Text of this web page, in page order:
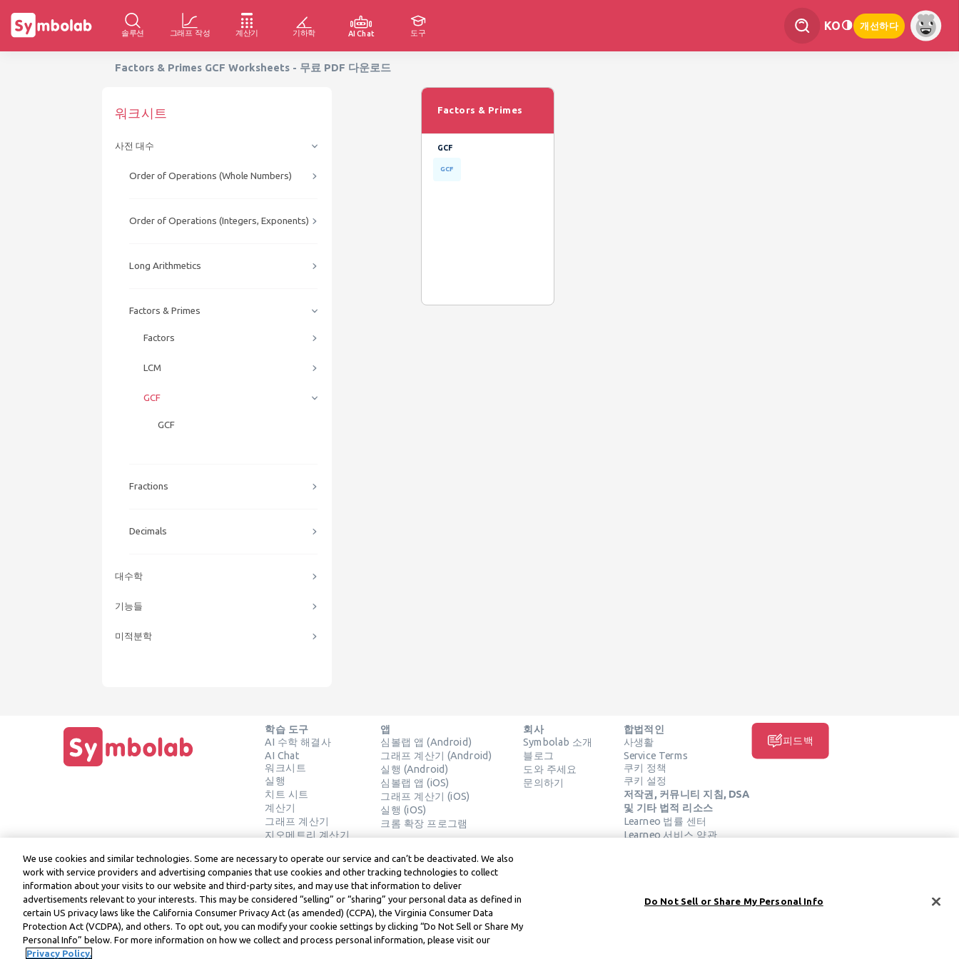
솔루션 그래프 작성 계산기 기하학 AI Chat 도구
KO 개선하다
Factors & Primes GCF Worksheets - 무료 PDF 다운로드
워크시트
사전 대수
Order of Operations (Whole Numbers)
Order of Operations (Integers, Exponents)
Long Arithmetics
Factors & Primes
Factors
LCM
GCF
GCF
Fractions
Decimals
대수학
기능들
미적분학
Factors & Primes
GCF
GCF
학습 도구
AI 수학 해결사
AI Chat
워크시트
실행
치트 시트
계산기
그래프 계산기
지오메트리 계산기
앱
심볼랩 앱 (Android)
그래프 계산기 (Android)
실행 (Android)
심볼랩 앱 (iOS)
그래프 계산기 (iOS)
실행 (iOS)
크롬 확장 프로그램
회사
Symbolab 소개
블로그
도와 주세요
문의하기
합법적인
사생활
Service Terms
쿠키 정책
쿠키 설정
저작권, 커뮤니티 지침, DSA
및 기타 법적 리소스
Learneo 법률 센터
Learneo 서비스 약관
피드백
Symbolab, a Learneo, Inc. business
© Learneo, Inc. 2024
We use cookies and similar technologies. Some are necessary to operate our service and can’t be deactivated. We also
work with service providers and advertising companies that use cookies and other tracking technologies to collect
information about your visits to our website and third-party sites, and may use that information to deliver
advertisements relevant to your interests. This may be considered “selling” or “sharing” your personal data as defined in
certain US privacy laws like the California Consumer Privacy Act (as amended) (CCPA), the Virginia Consumer Data
Protection Act (VCDPA), and others. To opt out, you can modify your cookie settings by clicking “Do Not Sell or Share My
Personal Info” below. For more information on how we collect and process personal information, please visit our
Privacy Policy.
Do Not Sell or Share My Personal Info